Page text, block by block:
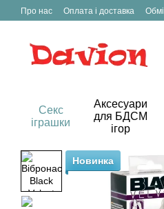
Перейти до основного контенту
Про нас Оплата і доставка
Секс
іграшки
Аксесуари
для БДСМ
ігор
Новинка